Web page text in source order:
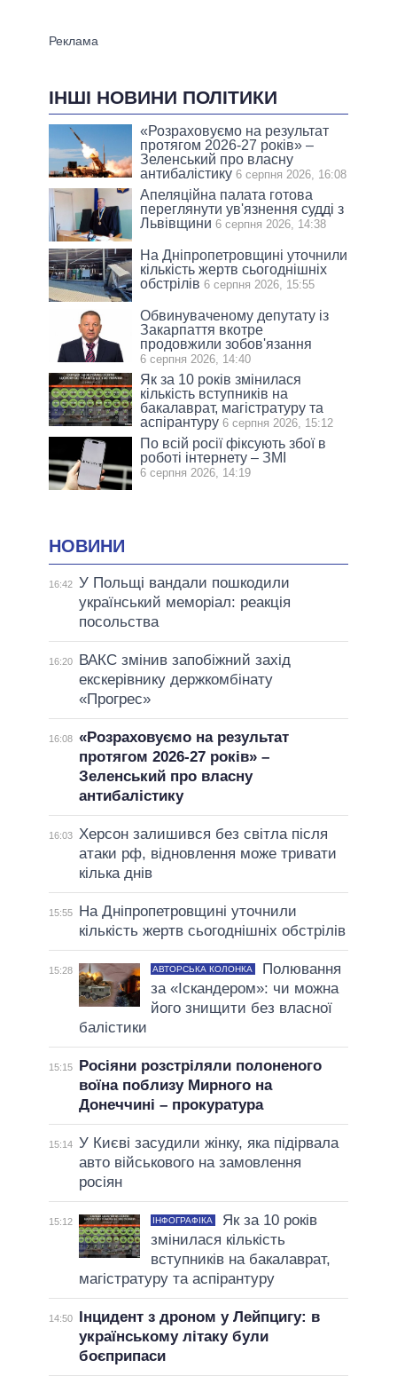
ІНШІ НОВИНИ ПОЛІТИКИ
«Розраховуємо на результат
протягом 2026-27 років» –
Зеленський про власну
антибалістику 6 серпня 2026, 16:08
Апеляційна палата готова
переглянути ув'язнення судді з
Львівщини 6 серпня 2026, 14:38
На Дніпропетровщині уточнили
кількість жертв сьогоднішніх
обстрілів 6 серпня 2026, 15:55
Обвинуваченому депутату із
Закарпаття вкотре
продовжили зобов'язання
6 серпня 2026, 14:40
Як за 10 років змінилася
кількість вступників на
бакалаврат, магістратуру та
аспірантуру 6 серпня 2026, 15:12
По всій росії фіксують збої в
роботі інтернету – ЗМІ
6 серпня 2026, 14:19
НОВИНИ
16:42 У Польщі вандали пошкодили
український меморіал: реакція
посольства
16:20
ВАКС змінив запобіжний захід
екскерівнику держкомбінату
«Прогрес»
16:08 «Розраховуємо на результат
протягом 2026-27 років» –
Зеленський про власну
антибалістику
16:03
Херсон залишився без світла після
атаки рф, відновлення може тривати
кілька днів
15:55
На Дніпропетровщині уточнили
кількість жертв сьогоднішніх обстрілів
15:28 АВТОРСЬКА КОЛОНКА
Полювання
за «Іскандером»: чи можна
його знищити без власної
балістики
15:15
Росіяни розстріляли полоненого
воїна поблизу Мирного на
Донеччині – прокуратура
15:14 У Києві засудили жінку, яка підірвала
авто військового на замовлення
росіян
15:12 ІНФОГРАФІКА
Як за 10 років
змінилася кількість
вступників на бакалаврат,
магістратуру та аспірантуру
14:50
Інцидент з дроном у Лейпцигу: в
українському літаку були
боєприпаси